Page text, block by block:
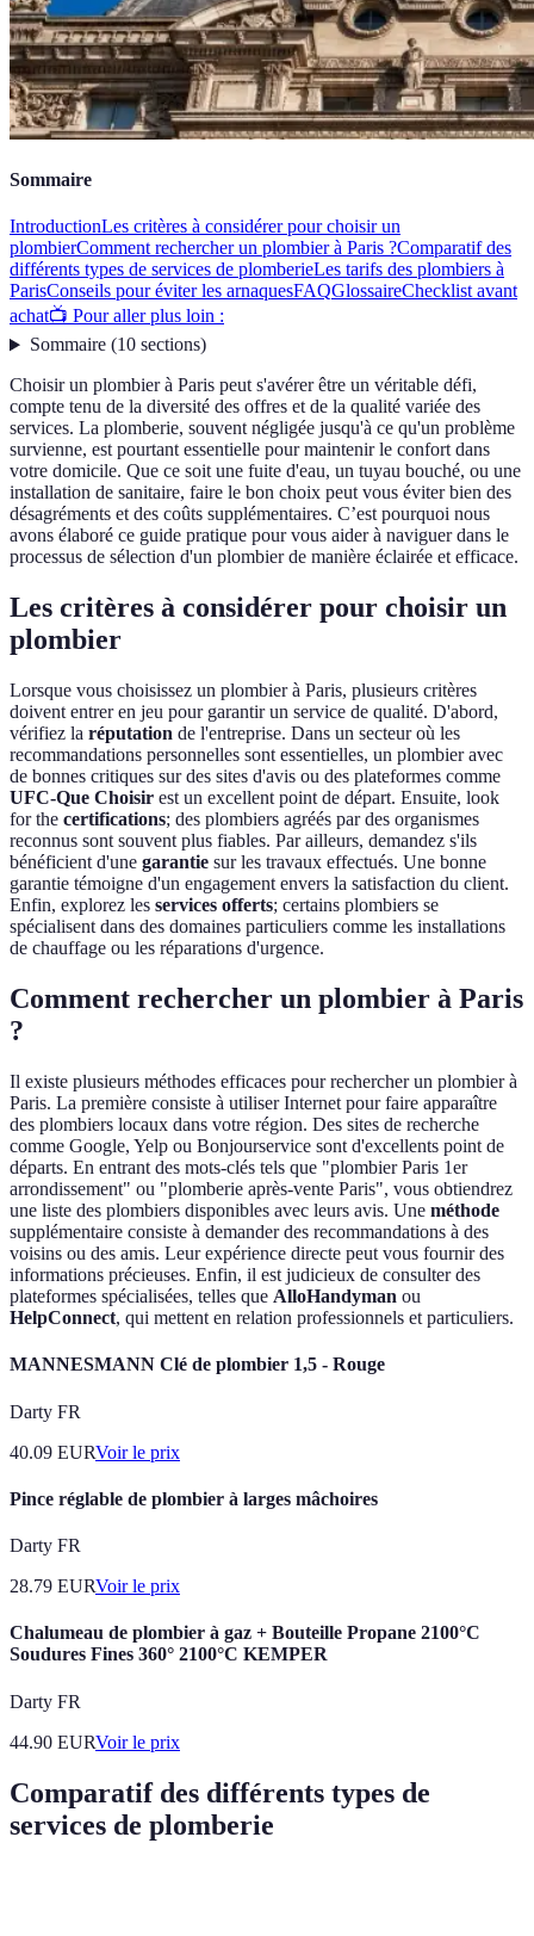
Sommaire
IntroductionLes critères à considérer pour choisir un
plombierComment rechercher un plombier à Paris ?Comparatif des
différents types de services de plomberieLes tarifs des plombiers à
ParisConseils pour éviter les arnaquesFAQGlossaireChecklist avant
achat📺 Pour aller plus loin :
Sommaire(10 sections)
Choisir un plombier à Paris peut s'avérer être un véritable défi,
compte tenu de la diversité des offres et de la qualité variée des
services. La plomberie, souvent négligée jusqu'à ce qu'un problème
survienne, est pourtant essentielle pour maintenir le confort dans
votre domicile. Que ce soit une fuite d'eau, un tuyau bouché, ou une
installation de sanitaire, faire le bon choix peut vous éviter bien des
désagréments et des coûts supplémentaires. C’est pourquoi nous
avons élaboré ce guide pratique pour vous aider à naviguer dans le
processus de sélection d'un plombier de manière éclairée et efficace.
Les critères à considérer pour choisir un
plombier
Lorsque vous choisissez un plombier à Paris, plusieurs critères
doivent entrer en jeu pour garantir un service de qualité. D'abord,
vérifiez la réputation de l'entreprise. Dans un secteur où les
recommandations personnelles sont essentielles, un plombier avec
de bonnes critiques sur des sites d'avis ou des plateformes comme
UFC-Que Choisir est un excellent point de départ. Ensuite, look
for the certifications; des plombiers agréés par des organismes
reconnus sont souvent plus fiables. Par ailleurs, demandez s'ils
bénéficient d'une garantie sur les travaux effectués. Une bonne
garantie témoigne d'un engagement envers la satisfaction du client.
Enfin, explorez les services offerts; certains plombiers se
spécialisent dans des domaines particuliers comme les installations
de chauffage ou les réparations d'urgence.
Comment rechercher un plombier à Paris
?
Il existe plusieurs méthodes efficaces pour rechercher un plombier à
Paris. La première consiste à utiliser Internet pour faire apparaître
des plombiers locaux dans votre région. Des sites de recherche
comme Google, Yelp ou Bonjourservice sont d'excellents point de
départs. En entrant des mots-clés tels que "plombier Paris 1er
arrondissement" ou "plomberie après-vente Paris", vous obtiendrez
une liste des plombiers disponibles avec leurs avis. Une méthode
supplémentaire consiste à demander des recommandations à des
voisins ou des amis. Leur expérience directe peut vous fournir des
informations précieuses. Enfin, il est judicieux de consulter des
plateformes spécialisées, telles que AlloHandyman ou
HelpConnect, qui mettent en relation professionnels et particuliers.
MANNESMANN Clé de plombier 1,5 - Rouge
Darty FR
40.09 EURVoir le prix
Pince réglable de plombier à larges mâchoires
Darty FR
28.79 EURVoir le prix
Chalumeau de plombier à gaz + Bouteille Propane 2100°C
Soudures Fines 360° 2100°C KEMPER
Darty FR
44.90 EURVoir le prix
Comparatif des différents types de
services de plomberie